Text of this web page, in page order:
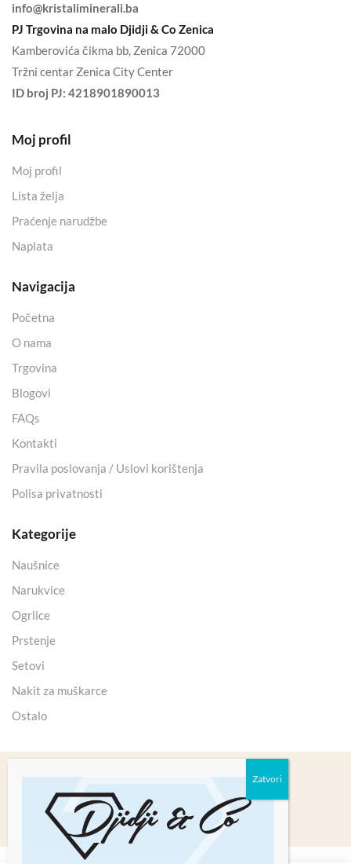
info@kristaliminerali.ba
PJ Trgovina na malo Djidji & Co Zenica
Kamberovića čikma bb, Zenica 72000
Tržni centar Zenica City Center
ID broj PJ: 4218901890013
Moj profil
Moj profil
Lista želja
Praćenje narudžbe
Naplata
Navigacija
Početna
O nama
Trgovina
Blogovi
FAQs
Kontakti
Pravila poslovanja / Uslovi korištenja
Polisa privatnosti
Kategorije
Naušnice
Narukvice
Ogrlice
Prstenje
Setovi
Nakit za muškarce
Ostalo
Copyright 2025 © Kristali Minerali d.o.o